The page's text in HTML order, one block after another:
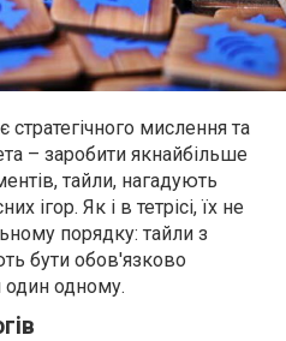
стратегічного мислення та
– заробити якнайбільше
тайли, нагадують
ігор. Як і в тетрісі, їх не
порядку: тайли з
бути обов'язково
один одному.